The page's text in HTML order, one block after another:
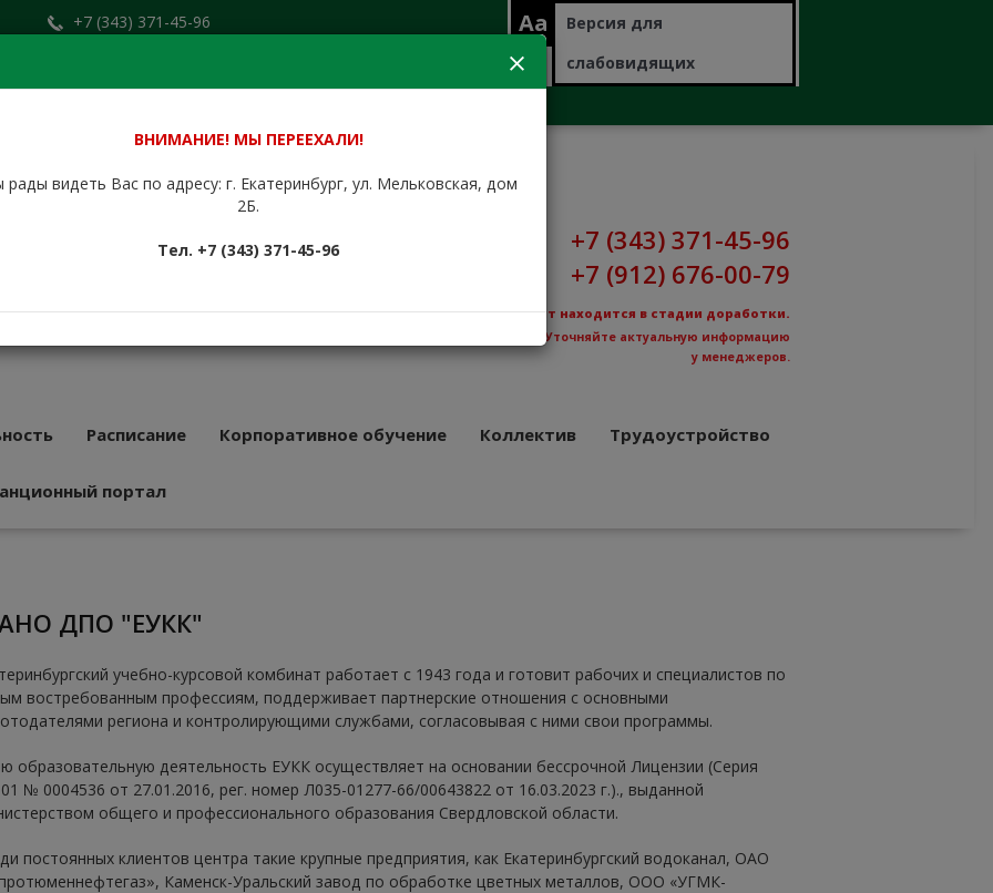
+7 (343) 371-45-96
Aa
Версия для
слабовидящих
+7 (343) 371-45-96
+7 (912) 676-00-79
Сайт находится в стадии доработки.
Уточняйте актуальную информацию
у менеджеров.
Расписание Корпоративное обучение Коллектив Трудоустройство
портал
АНО ДПО "ЕУКК"
учебно-курсовой комбинат работает с 1943 года и готовит рабочих и специалистов по
востребованным профессиям, поддерживает партнерские отношения с основными
региона и контролирующими службами, согласовывая с ними свои программы.
образовательную деятельность ЕУКК осуществляет на основании бессрочной Лицензии (Серия
№ 0004536 от 27.01.2016, рег. номер Л035-01277-66/00643822 от 16.03.2023 г.)., выданной
общего и профессионального образования Свердловской области.
постоянных клиентов центра такие крупные предприятия, как Екатеринбургский водоканал, ОАО
Каменск-Уральский завод по обработке цветных металлов, ООО «УГМК-
ВНИМАНИЕ! МЫ ПЕРЕЕХАЛИ!
видеть Вас по адресу: г. Екатеринбург, ул. Мельковская, дом
2Б.
Тел. +7 (343) 371-45-96